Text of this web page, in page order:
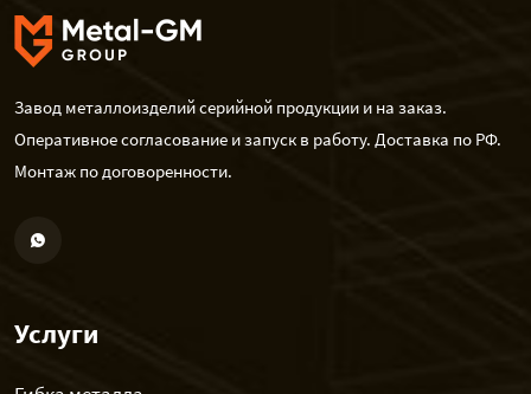
Завод металлоизделий серийной продукции и на заказ.
Оперативное согласование и запуск в работу. Доставка по РФ.
Монтаж по договоренности.
Услуги